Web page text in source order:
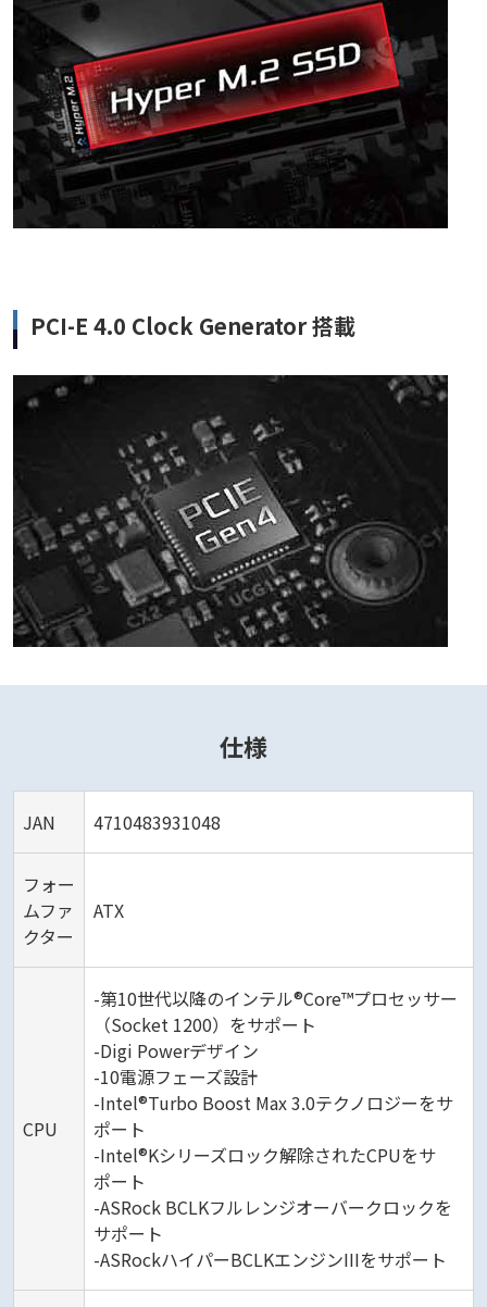
PCI-E 4.0 Clock Generator 搭載
仕様
JAN 4710483931048
フォー
ムファ
クター
ATX
CPU
-第10世代以降のインテル®Core™プロセッサー
（Socket 1200）をサポート
-Digi Powerデザイン
-10電源フェーズ設計
-Intel®Turbo Boost Max 3.0テクノロジーをサ
ポート
-Intel®Kシリーズロック解除されたCPUをサ
ポート
-ASRock BCLKフルレンジオーバークロックを
サポート
-ASRockハイパーBCLKエンジンIIIをサポート